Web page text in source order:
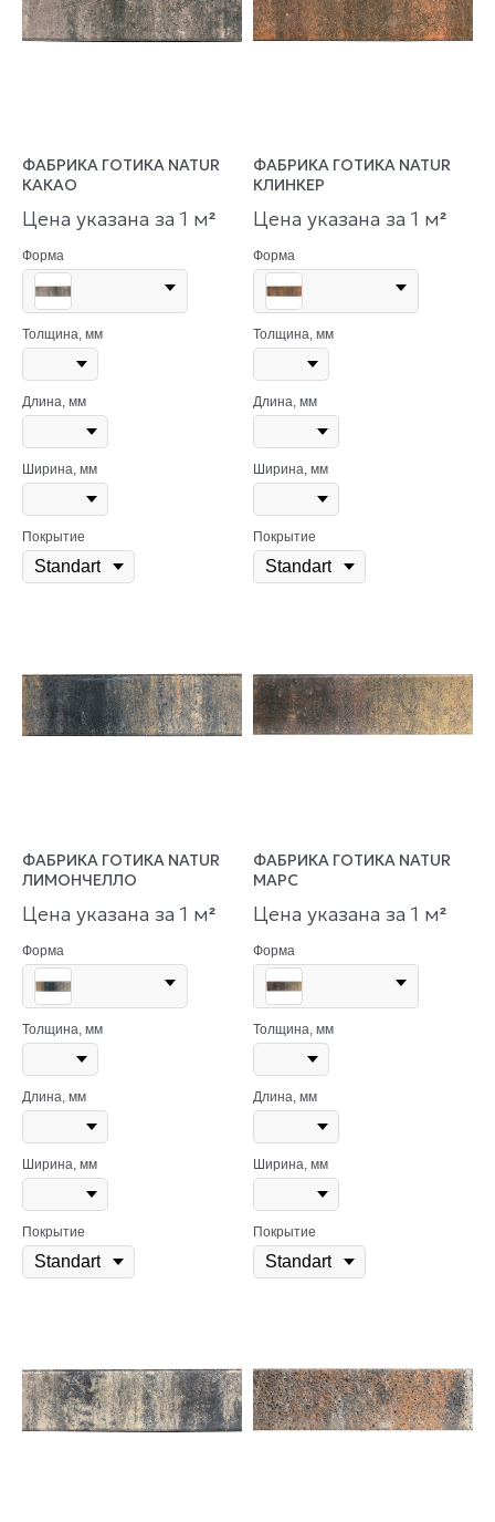
ФАБРИКА ГОТИКА NATUR
КАКАО
Цена указана за 1 м²
Форма
Толщина, мм
Длина, мм
Ширина, мм
Покрытие
ФАБРИКА ГОТИКА NATUR
КЛИНКЕР
Цена указана за 1 м²
Форма
Толщина, мм
Длина, мм
Ширина, мм
Покрытие
ФАБРИКА ГОТИКА NATUR
ЛИМОНЧЕЛЛО
Цена указана за 1 м²
Форма
Толщина, мм
Длина, мм
Ширина, мм
Покрытие
ФАБРИКА ГОТИКА NATUR
МАРС
Цена указана за 1 м²
Форма
Толщина, мм
Длина, мм
Ширина, мм
Покрытие